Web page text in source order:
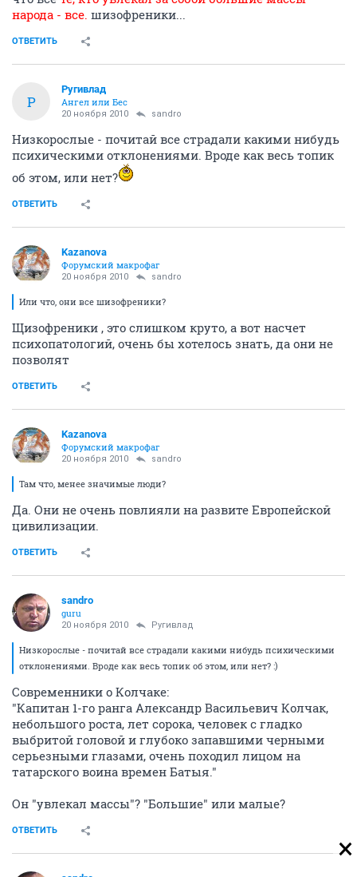
народа - все. шизофреники...
ОТВЕТИТЬ
Р
Ругивлад
Ангел или Бес
20 ноября 2010 sandro
Низкорослые - почитай все страдали какими нибудь
психическими отклонениями. Вроде как весь топик
об этом, или нет?
ОТВЕТИТЬ
Kazanova
Форумский макрофаг
20 ноября 2010 sandro
Или что, они все шизофреники?
Щизофреники , это слишком круто, а вот насчет
психопатологий, очень бы хотелось знать, да они не
позволят
ОТВЕТИТЬ
Kazanova
Форумский макрофаг
20 ноября 2010 sandro
Там что, менее значимые люди?
Да. Они не очень повлияли на развите Европейской
цивилизации.
ОТВЕТИТЬ
sandro
guru
20 ноября 2010 Ругивлад
Низкорослые - почитай все страдали какими нибудь психическими
отклонениями. Вроде как весь топик об этом, или нет? :)
Современники о Колчаке:
"Капитан 1-го ранга Александр Васильевич Колчак,
небольшого роста, лет сорока, человек с гладко
выбритой головой и глубоко запавшими черными
серьезными глазами, очень походил лицом на
татарского воина времен Батыя."
Он "увлекал массы"? "Большие" или малые?
ОТВЕТИТЬ